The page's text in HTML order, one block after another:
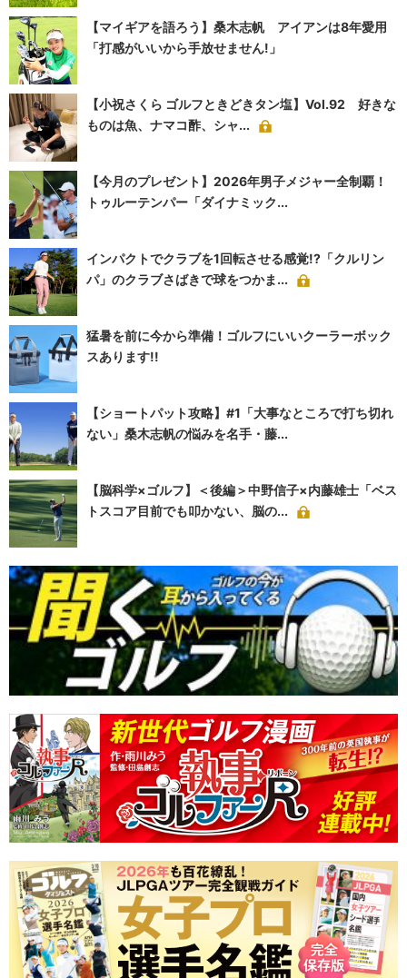
【マイギアを語ろう】桑木志帆 アイアンは8年愛用
「打感がいいから手放せません!」
【小祝さくら ゴルフときどきタン塩】Vol.92 好きな
ものは魚、ナマコ酢、シャ...
【今月のプレゼント】2026年男子メジャー全制覇！
トゥルーテンパー「ダイナミック...
インパクトでクラブを1回転させる感覚!?「クルリン
パ」のクラブさばきで球をつかま...
猛暑を前に今から準備！ゴルフにいいクーラーボック
スあります!!
【ショートパット攻略】#1「大事なところで打ち切れ
ない」桑木志帆の悩みを名手・藤...
【脳科学×ゴルフ】＜後編＞中野信子×内藤雄士「ベス
トスコア目前でも叩かない、脳の...